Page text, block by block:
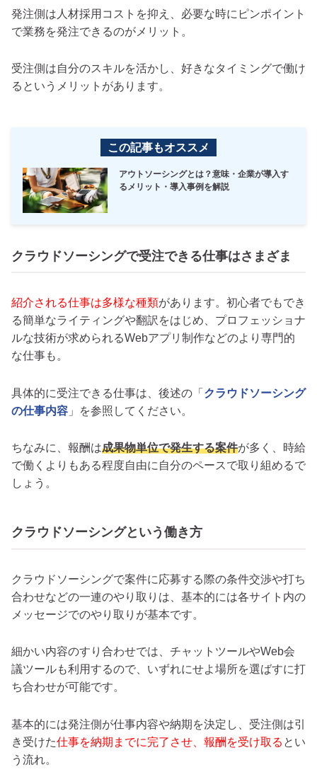
発注側は人材採用コストを抑え、必要な時にピンポイント
で業務を発注できるのがメリット。
受注側は自分のスキルを活かし、好きなタイミングで働け
るというメリットがあります。
この記事もオススメ
アウトソーシングとは？意味・企業が導入す
るメリット・導入事例を解説
クラウドソーシングで受注できる仕事はさまざま
紹介される仕事は多様な種類があります。初心者でもでき
る簡単なライティングや翻訳をはじめ、プロフェッショナ
ルな技術が求められるWebアプリ制作などのより専門的
な仕事も。
具体的に受注できる仕事は、後述の「 クラウドソーシング
の仕事内容 」を参照してください。
ちなみに、報酬は成果物単位で発生する案件が多く、時給
で働くよりもある程度自由に自分のペースで取り組めるで
しょう。
クラウドソーシングという働き方
クラウドソーシングで案件に応募する際の条件交渉や打ち
合わせなどの一連のやり取りは、基本的には各サイト内の
メッセージでのやり取りが基本です。
細かい内容のすり合わせでは、チャットツールやWeb会
議ツールも利用するので、いずれにせよ場所を選ばすに打
ち合わせが可能です。
基本的には発注側が仕事内容や納期を決定し、受注側は引
き受けた仕事を納期までに完了させ、報酬を受け取る とい
う流れ。